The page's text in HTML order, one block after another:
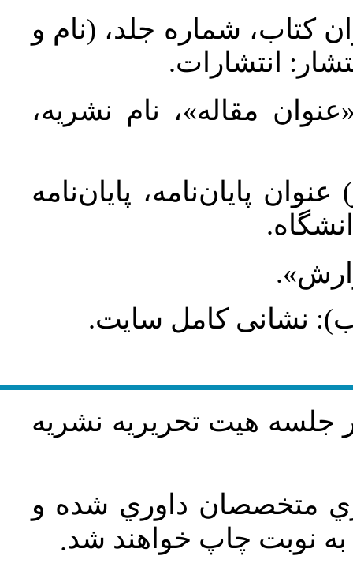
کتاب، شماره جلد، (نام و
انتشارات.
مقاله»، نام نشریه،
پایان‌نامه، پایان‌نامه
نشانی کامل سایت.
جلسه هيت تحريريه نشريه
متخصصان داوري شده و
نوبت چاپ خواهند شد.